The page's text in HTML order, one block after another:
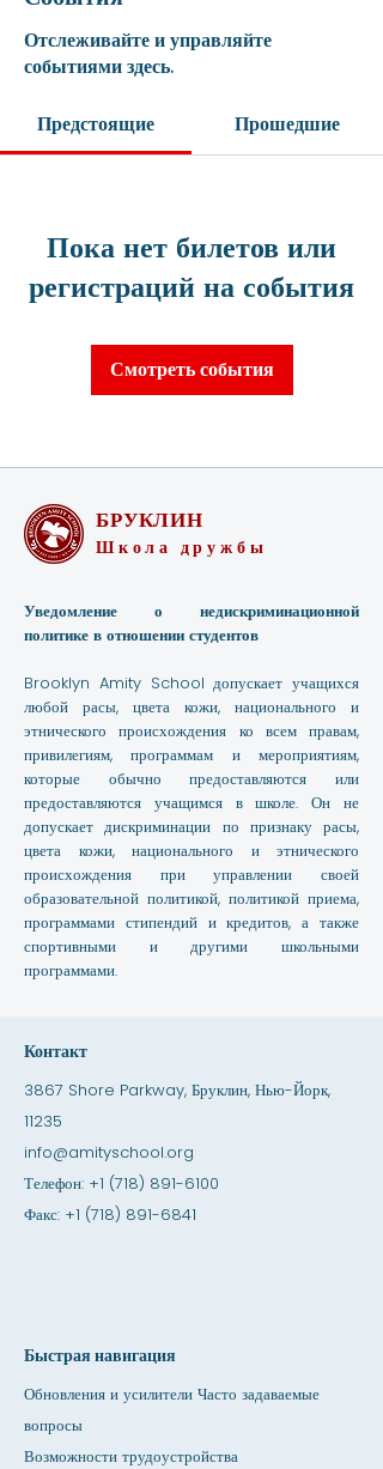
Отслеживайте и управляйте
событиями здесь.
Предстоящие Прошедшие
Пока нет билетов или
регистраций на события
Смотреть события
БРУКЛИН
Школа дружбы
Уведомление о недискриминационной
политике в отношении студентов
Brooklyn Amity School допускает учащихся
любой расы, цвета кожи, национального и
этнического происхождения ко всем правам,
привилегиям, программам и мероприятиям,
которые обычно предоставляются или
предоставляются учащимся в школе. Он не
допускает дискриминации по признаку расы,
цвета кожи, национального и этнического
происхождения при управлении своей
образовательной политикой, политикой приема,
программами стипендий и кредитов, а также
спортивными и другими школьными
программами.
Контакт
3867 Shore Parkway, Бруклин, Нью-Йорк,
11235
info@amityschool.org
Телефон: +1 (718) 891-6100
Факс: +1 (718) 891-6841
Быстрая навигация
Обновления и усилители Часто задаваемые
вопросы
Возможности трудоустройства